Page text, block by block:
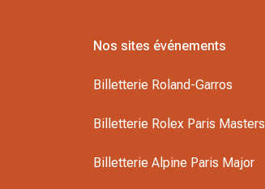
Nos sites événements
Billetterie Roland-Garros
Billetterie Rolex Paris Masters
Billetterie Alpine Paris Major